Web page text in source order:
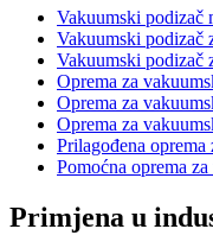
Vakuumski podizač
Vakuumski podizač
Vakuumski podizač
Oprema za
Oprema za
Oprema za
Prilagođena
Pomoćna oprema
Primjena u